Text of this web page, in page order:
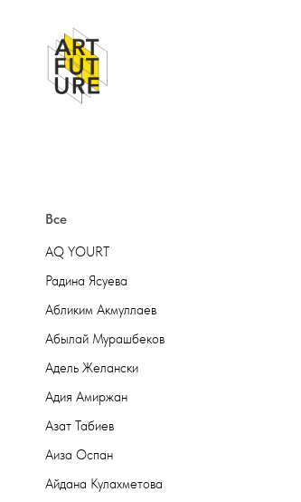
Все
AQ YOURT
Радина Ясуева
Абликим Акмуллаев
Абылай Мурашбеков
Адель Желански
Адия Амиржан
Азат Табиев
Аиза Оспан
Айдана Кулахметова